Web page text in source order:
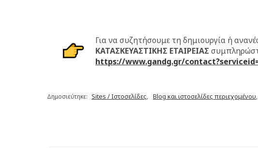
Για να συζητήσουμε τη δημιουργία ή
ΚΑΤΑΣΚΕΥΑΣΤΙΚΗΣ ΕΤΑΙΡΕΙΑΣ
https://www.gandg.gr/
Δημοσιεύτηκε: Sites / Ιστοσελίδες, Blog και ιστοσελίδες περιεχομένου,